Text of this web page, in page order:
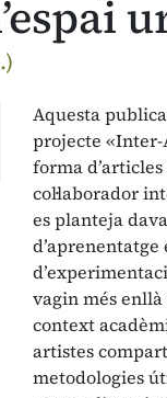
Aquesta
projecte «Inter-
forma
col·laborador
es planteja
vagin més
context
artistes
metodologies